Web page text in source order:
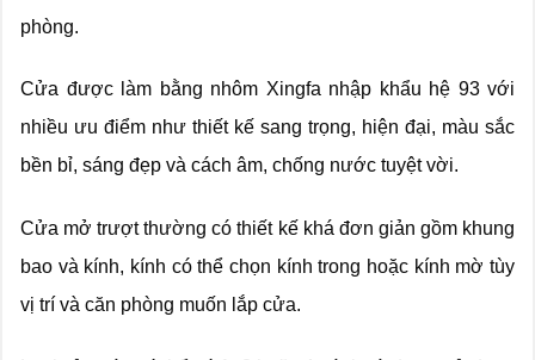
phòng.
Cửa được làm bằng nhôm Xingfa nhập khẩu hệ 93 với
nhiều ưu điểm như thiết kế sang trọng, hiện đại, màu sắc
bền bỉ, sáng đẹp và cách âm, chống nước tuyệt vời.
Cửa mở trượt thường có thiết kế khá đơn giản gồm khung
bao và kính, kính có thể chọn kính trong hoặc kính mờ tùy
vị trí và căn phòng muốn lắp cửa.